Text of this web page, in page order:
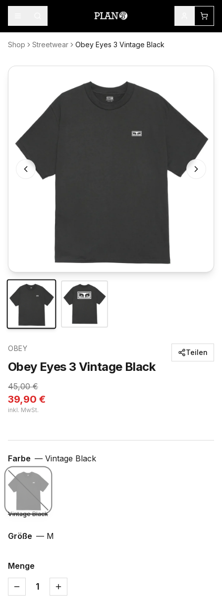
Shop Streetwear Obey Eyes 3 Vintage Black
OBEY
Obey Eyes 3 Vintage Black
45,00€
39,90 €
inkl. MwSt.
Teilen
Farbe — Vintage Black
Vintage Black
Größe — M
Menge
1